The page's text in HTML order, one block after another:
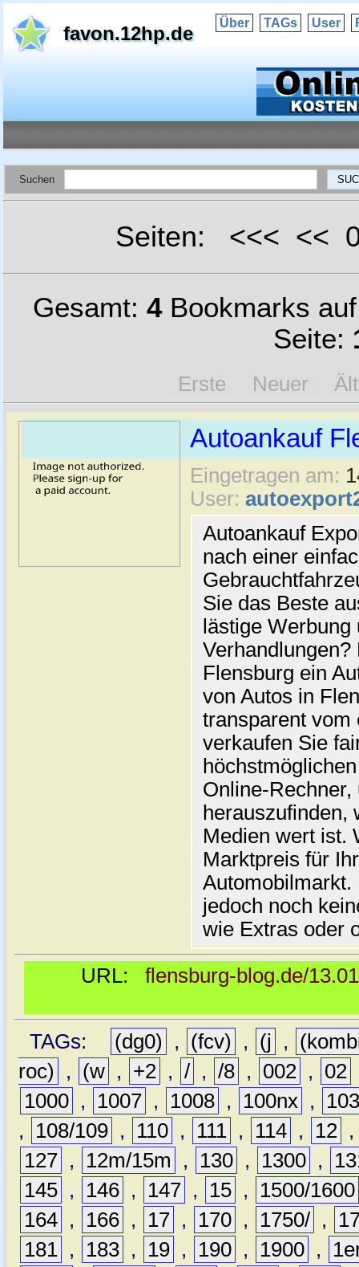
favon.12hp.de Über TAGs User
Suchen
Seiten: <<< <<
Gesamt: 4Bookmarks
Seite:
Erste Neuer
Autoankauf
Eingetragen am:
User:
Autoankauf
nach einer
Sie das Beste
lästige
Flensburg ein
von Autos in
transparent vom
verkaufen Sie
Online-
herauszufinden,
Medien wert ist.
Marktpreis für
jedoch noch
wie Extras oder
URL: flensburg-blog.de/
TAGs: (dg0) , (fcv) , (j ,
roc)
, (w , +2 , / , /8 , 002 , 02
1000 , 1007 , 1008 , 100nx ,
,
108/109 , 110 , 111 , 114 , 12
127 , 12m/15m , 130 , 1300 ,
145 , 146 , 147 , 15 ,
1500/1600
164 , 166 , 17 , 170 , 1750/ ,
181 , 183 , 19 , 190 , 1900 ,